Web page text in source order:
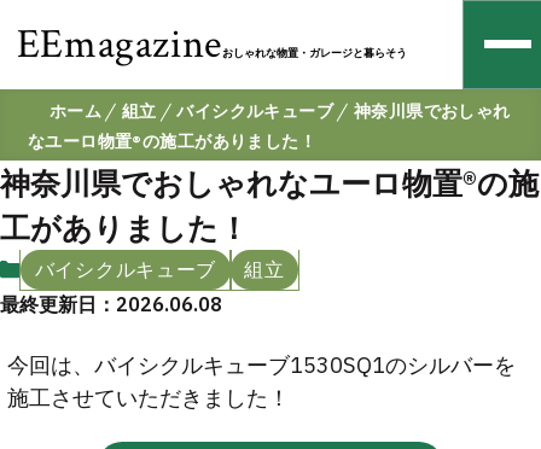
EEmagazineおしゃれな物置・ガレージと暮らそう
ホーム 組立 バイシクルキューブ
神奈川県でおしゃれ
なユーロ物置®の施工がありました！
神奈川県でおしゃれなユーロ物置®の施
工がありました！
バイシクルキューブ
組立
最終更新日：2026.06.08
今回は、バイシクルキューブ1530SQ1のシルバーを
施工させていただきました！